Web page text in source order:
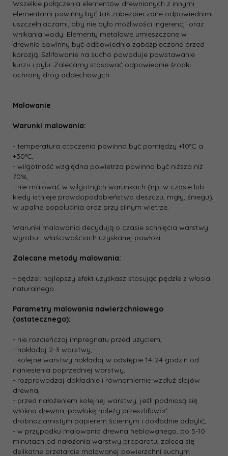
Wszelkie połączenia elementów drewnianych z innymi
elementami powinny być tak zabezpieczone odpowiednimi
uszczelniaczami, aby nie było możliwości ingerencji oraz
wnikania wody. Elementy metalowe umieszczone w
drewnie powinny być odpowiednio zabezpieczone przed
korozją. Szlifowanie na sucho powoduje powstawanie
kurzu i pyłu. Zalecamy stosować odpowiednie środki
ochrony dróg oddechowych.
Malowanie
Warunki malowania:
- temperatura otoczenia powinna być pomiędzy +10°C a
+30°C,
- wilgotność względna powietrza powinna być niższa niż
70%,
- nie malować w wilgotnych warunkach (np. w czasie lub
kiedy istnieje prawdopodobieństwo deszczu, mgły, śniegu),
w upalne popołudnia oraz przy silnym wietrze.
Warunki malowania decydują o czasie schnięcia warstwy
wyrobu i właściwościach uzyskanej powłoki.
Zalecane metody malowania:
- pędzel: najlepszy efekt uzyskasz stosując pędzle z włosia
naturalnego.
Parametry malowania nawierzchniowego
(ostatecznego):
- nie rozcieńczaj impregnatu przed użyciem,
- nakładaj 2-3 warstwy,
- kolejne warstwy nakładaj w odstępie 14-24 godzin od
naniesienia poprzedniej warstwy,
- rozprowadzaj dokładnie i równomiernie wzdłuż słojów
drewna,
- przed nałożeniem kolejnej warstwy, jeśli podniosą się
włókna drewna, powłokę należy przeszlifować
drobnoziarnistym papierem ściernym i dokładnie odpylić,
- w przypadku malowania drewna heblowanego, po 5-10
minutach od nałożenia warstwy preparatu, zaleca się
delikatne przetarcie malowanej powierzchni suchym